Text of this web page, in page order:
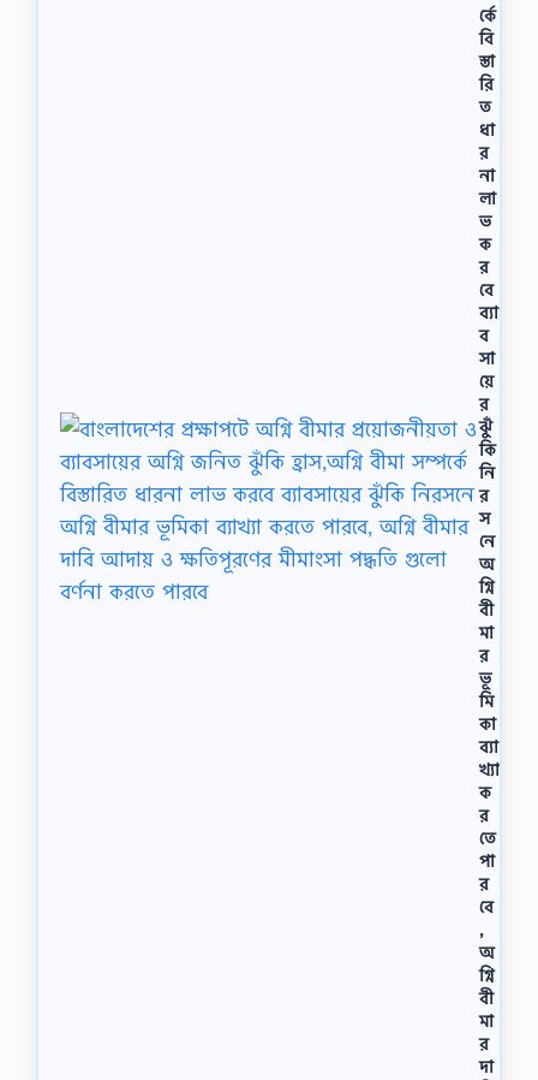
র্কে
বি
স্তা
রি
ত
ধা
র
না
লা
ভ
ক
র
বে
ব্যা
ব
সা
য়ে
র
ঝুঁ
কি
নি
র
স
নে
অ
গ্নি
বী
মা
র
ভূ
মি
কা
ব্যা
খ্যা
ক
র
তে
পা
র
বে
,
অ
গ্নি
বী
মা
র
দা